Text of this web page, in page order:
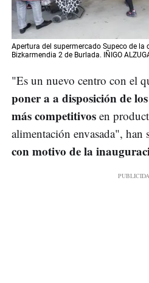
Apertura del supermercado Supeco de la
Bizkarmendia 2 de Burlada. IÑIGO
"Es un nuevo centro con el
poner a a disposición de
más competitivos en
alimentación envasada", han
con motivo de la